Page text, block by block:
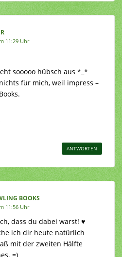
11:29 Uhr
sooooo hübsch aus *_*
für mich, weil impress –
ANTWORTEN
BOOKS
11:56 Uhr
dass du dabei warst! ♥
ich dir heute natürlich
mit der zweiten Hälfte
=)